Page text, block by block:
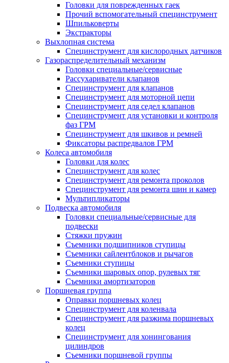
Головки для поврежденных гаек
Прочий вспомогательный специнструмент
Шпильковерты
Экстракторы
Выхлопная система
Специнструмент для кислородных датчиков
Газораспределительный механизм
Головки специальные/сервисные
Рассухариватели клапанов
Специнструмент для клапанов
Специнструмент для моторной цепи
Специнструмент для седел клапанов
Специнструмент для установки и контроля
фаз ГРМ
Специнструмент для шкивов и ремней
Фиксаторы распредвалов ГРМ
Колеса автомобиля
Головки для колес
Специнструмент для колес
Специнструмент для ремонта проколов
Специнструмент для ремонта шин и камер
Мультипликаторы
Подвеска автомобиля
Головки специальные/сервисные для
подвески
Стяжки пружин
Съемники подшипников ступицы
Съемники сайлентблоков и рычагов
Съемники ступицы
Съемники шаровых опор, рулевых тяг
Съемники амортизаторов
Поршневая группа
Оправки поршневых колец
Специнструмент для коленвала
Специнструмент для разжима поршневых
колец
Специнструмент для хонингования
цилиндров
Съемники поршневой группы